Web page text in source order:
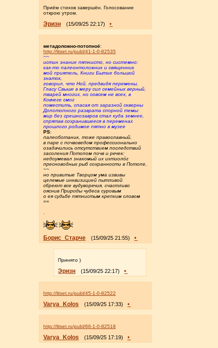
Приём стихов завершён. Голосование
открою утром.
Эризн (15/09/25 22:17) •
метадоложно-потопноё:
http://litset.ru/publ/41-1-0-82535
~~
истин знание пятнисто, но системно:
как-то палеонтоложник и священник
мой приятель, Книги Бытие большой
знаток,
говорил, что Ной, предвидя перемены,
Гласу Свыше в меру сил семейных верный,
тварей многих, но совсем не всех, в
Ковчеге смог
поместить, спасая от заразной скверны
Допотопного разврата спорной темы:
мир без грешнозавров стал куда земнее,
спрятав сохранившееся в переменах
прошлого родимое пятно в музее
PS:
палеоботаник, тоже православный,
в паре с почвоведом профессионально
озадачились отсутствием последствий
засоления Потопом почв и речек:
недоумевал знакомый их ихтиоло́г
пресноводных рыб сохранности в Потопе,
~~
но привитые Творцом ума извивы
целемые инквизицией пытливой
сбреют все вудуворечия, счастливо
ояснив Природы чудеса суровым
о ея судьбе пятнистым крепким словом
==
Борис_Старче (15/09/25 21:55) •
Принято )
Эризн (15/09/25 22:17) •
http://litset.ru/publ/45-1-0-82522
Varya_Kolos (15/09/25 17:33) •
http://litset.ru/publ/66-1-0-82518
Varya_Kolos (15/09/25 17:19) •